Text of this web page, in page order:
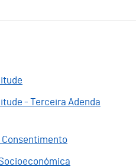
- Terceira Adenda
Consentimento